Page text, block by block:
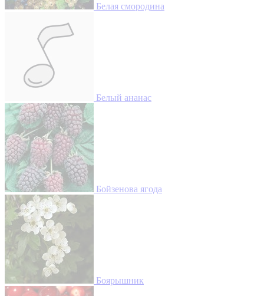
Белая смородина
Белый ананас
Бойзенова ягода
Боярышник